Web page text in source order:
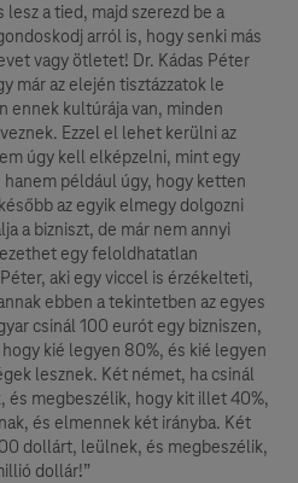
a tied, majd szerezd be a
arról is, hogy senki más
vagy ötletet! Dr. Kádas Péter
már az elején tisztázzatok le
ennek kultúrája van, minden
Ezzel el lehet kerülni az
úgy kell elképzelni, mint egy
például úgy, hogy ketten
az egyik elmegy dolgozni
a bizniszt, de már nem annyi
egy feloldhatatlan
aki egy viccel is érzékelteti,
ebben a tekintetben az egyes
csinál 100 eurót egy bizniszen,
kié legyen 80%, és kié legyen
lesznek. Két német, ha csinál
megbeszélik, hogy kit illet 40%,
és elmennek két irányba. Két
dollárt, leülnek, és megbeszélik,
dollár!”